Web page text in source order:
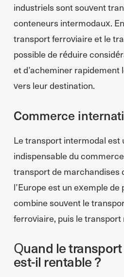
industriels sont souvent
conteneurs intermodaux.
transport ferroviaire et le
possible de réduire
et d’acheminer rapidement
vers leur destination.
Commerce
Le transport intermodal est
indispensable du
transport de marchandises
l’Europe est un exemple
combine souvent le
ferroviaire, puis le transport
Quand le
est-il rentable ?